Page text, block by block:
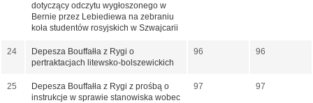
dotyczący odczytu wygłoszonego w
Bernie przez Lebiediewa na zebraniu
koła studentów rosyjskich w Szwajcarii
24
Depesza Bouffałła z Rygi o
pertraktacjach litewsko-bolszewickich
96 96
25
Depesza Bouffałła z Rygi z prośbą o
instrukcje w sprawie stanowiska wobec
97 97